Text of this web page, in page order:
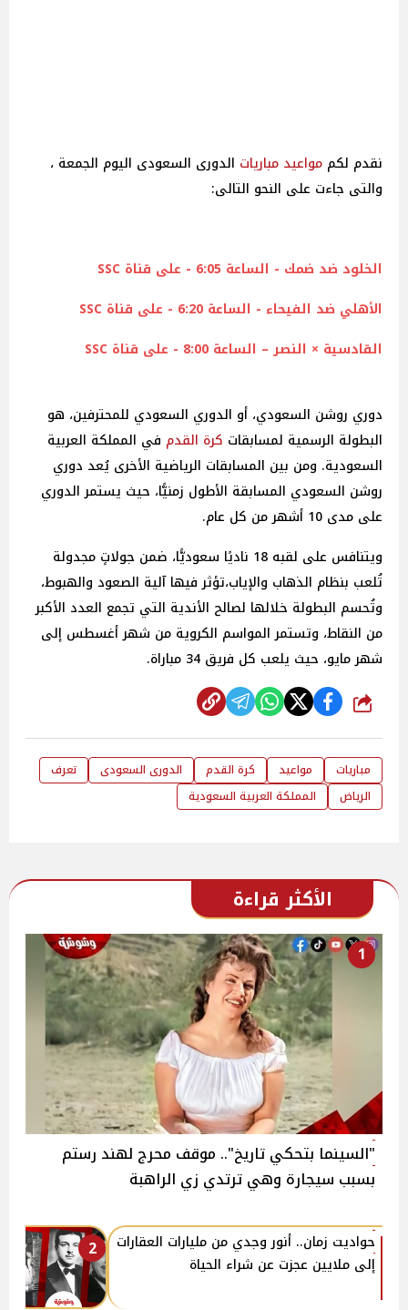
نقدم لكم مواعيد مباريات الدورى السعودى اليوم الجمعة ،
والتى جاءت على النحو التالى:
الخلود ضد ضمك - الساعة 6:05 - على قناة SSC
الأهلي ضد الفيحاء - الساعة 6:20 - على قناة SSC
القادسية × النصر – الساعة 8:00 - على قناة SSC
دوري روشن السعودي، أو الدوري السعودي للمحترفين، هو
البطولة الرسمية لمسابقات كرة القدم في المملكة العربية
السعودية. ومن بين المسابقات الرياضية الأخرى يُعد دوري
روشن السعودي المسابقة الأطول زمنيًّا، حيث يستمر الدوري
على مدى 10 أشهر من كل عام.
ويتنافس على لقبه 18 ناديًا سعوديًّا، ضمن جولاتٍ مجدولة
تُلعب بنظام الذهاب والإياب،تؤثر فيها آلية الصعود والهبوط،
وتُحسم البطولة خلالها لصالح الأندية التي تجمع العدد الأكبر
من النقاط، وتستمر المواسم الكروية من شهر أغسطس إلى
شهر مايو، حيث يلعب كل فريق 34 مباراة.
شارك
مباريات مواعيد كرة القدم الدورى السعودى
تعرف
الرياض
المملكة العربية السعودية
الأكثر قراءة
1
"السينما بتحكي تاريخ".. موقف محرج لهند رستم
بسبب سيجارة وهي ترتدي زي الراهبة
2
حواديت زمان.. أنور وجدي من مليارات العقارات
إلى ملايين عجزت عن شراء الحياة